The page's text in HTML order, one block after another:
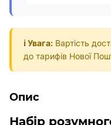
ℹ️ Увага: Вартість
до тарифів Нової
Опис
Набір